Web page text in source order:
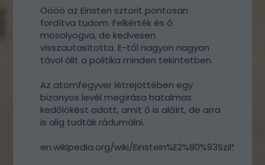
Öööö az Einsten sztorit pontosan
fordítva tudom. Felkérték és ő
mosolyogva, de kedvesen
visszautasította. E-től nagyon nagyon
távol állt a politika minden tekintetben.
Az atomfegyver létrejöttében egy
bizonyos levél megírása hatalmas
kedőlökést adott, amit ő is aláírt, de arra
is alig tudták rádumálni.
en.wikipedia.org/wiki/